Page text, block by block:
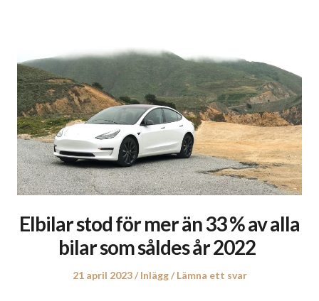
Elbilar stod för mer än 33 % av alla
bilar som såldes år 2022
Publicerat
21 april 2023
Publicerat
Inlägg Lämna ett svar